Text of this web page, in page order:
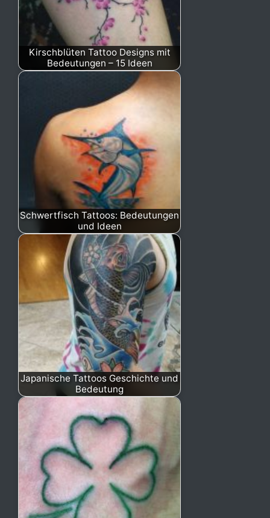
Kirschblüten Tattoo Designs mit
Bedeutungen – 15 Ideen
Schwertfisch Tattoos: Bedeutungen
und Ideen
Japanische Tattoos Geschichte und
Bedeutung